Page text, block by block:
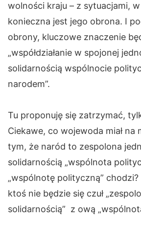
wolności kraju – z sytuacjami,
konieczna jest jego obrona. I
obrony, kluczowe znaczenie
„współdziałanie w spojonej
solidarnością wspólnocie
narodem”.
Tu proponuję się zatrzymać,
Ciekawe, co wojewoda miał na
tym, że naród to zespolona
solidarnością „wspólnota
„wspólnotę polityczną” chodzi?
ktoś nie będzie się czuł
solidarnością” z ową